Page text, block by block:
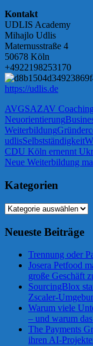
Kontakt
UDLIS Academy
Mihajlo Udlis
Maternusstraße 4
50678 Köln
+4922198253170
https://udlis.de
AVGSAZAV
Neuorientierung
Weiterbildung
udlisSelbstständigkeit
Vorheriger
Beitrag:
CDU Köln ernennt
Nächster
Neue Weiterbildung
Kategorien
Kategorien
Neueste Beiträge
Trennung oder
Josera Petfood
große Geschäft
SourcingBlox
Zscaler-
Warum viele
– und warum
The Payments
ihren AI-